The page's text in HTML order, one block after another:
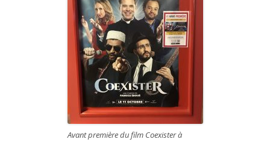
Avant première du film Coexister à